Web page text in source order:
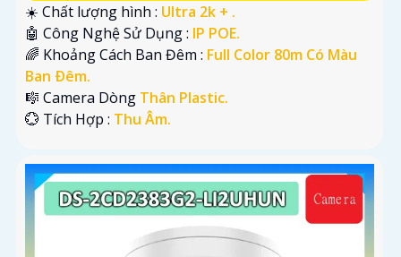
☀️ Chất lượng hình : Ultra 2k + .
🤖️ Công Nghệ Sử Dụng : IP POE.
🌈 Khoảng Cách Ban Đêm : Full Color 80m Có Màu
Ban Ðêm.
🎼️ Camera Dòng Thân Plastic.
️💮 Tích Hợp : Thu Âm.